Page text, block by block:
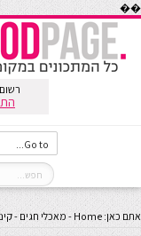
��
אתם כאן: Home
- מאכלי חגים -